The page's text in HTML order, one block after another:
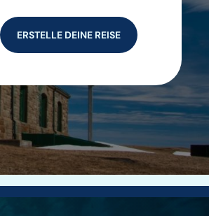
ERSTELLE DEINE REISE